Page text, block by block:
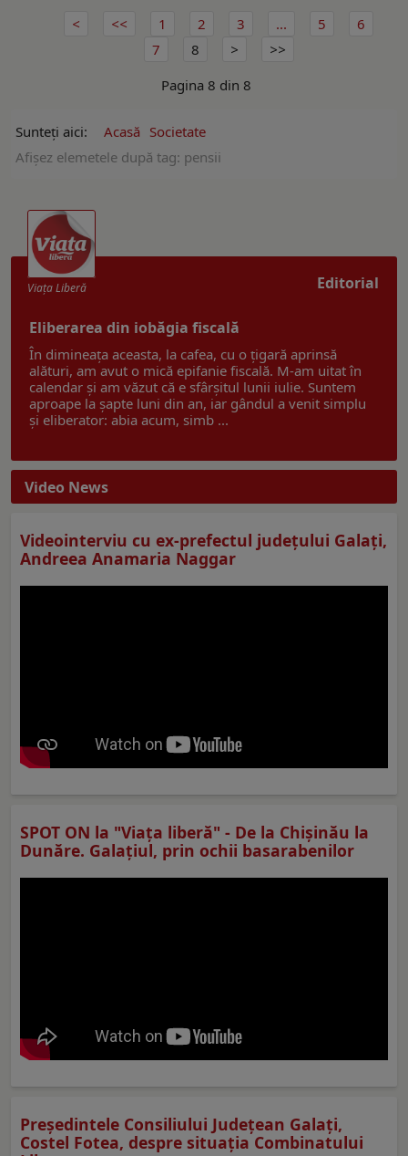
1 2 3 ... 5
6
7
8
Pagina 8 din 8
Sunteți aici: Acasă Societate
Afişez elemetele după tag: pensii
Editorial
Viaţa Liberă
Eliberarea din iobăgia fiscală
În dimineața aceasta, la cafea, cu o țigară aprinsă
alături, am avut o mică epifanie fiscală. M-am uitat în
calendar și am văzut că e sfârșitul lunii iulie. Suntem
aproape la șapte luni din an, iar gândul a venit simplu
și eliberator: abia acum, simb ...
Video News
Videointerviu cu ex-prefectul judeţului Galaţi,
Andreea Anamaria Naggar
SPOT ON la "Viaţa liberă" - De la Chișinău la
Dunăre. Galațiul, prin ochii basarabenilor
Preşedintele Consiliului Judeţean Galaţi,
Costel Fotea, despre situaţia Combinatului